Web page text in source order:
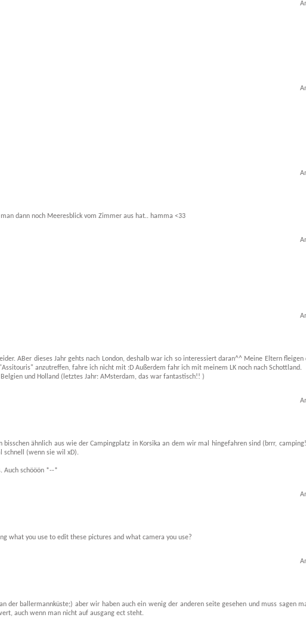
dann noch Meeresblick vom Zimmer aus hat.. hamma <33
ABer dieses Jahr gehts nach London, deshalb war ich so interessiert daran^^ Meine Eltern fleigen
anzutreffen, fahre ich nicht mit :D Außerdem fahr ich mit meinem LK noch nach Schottland.
und Holland (letztes Jahr: AMsterdam, das war fantastisch!! )
bisschen ähnlich aus wie der Campingplatz in Korsika an dem wir mal hingefahren sind (brrr,
schnell (wenn sie wil xD).
Auch schööön *--*
what you use to edit these pictures and what camera you use?
der ballermannküste;) aber wir haben auch ein wenig der anderen seite gesehen und muss sagen
auch wenn man nicht auf ausgang ect steht.